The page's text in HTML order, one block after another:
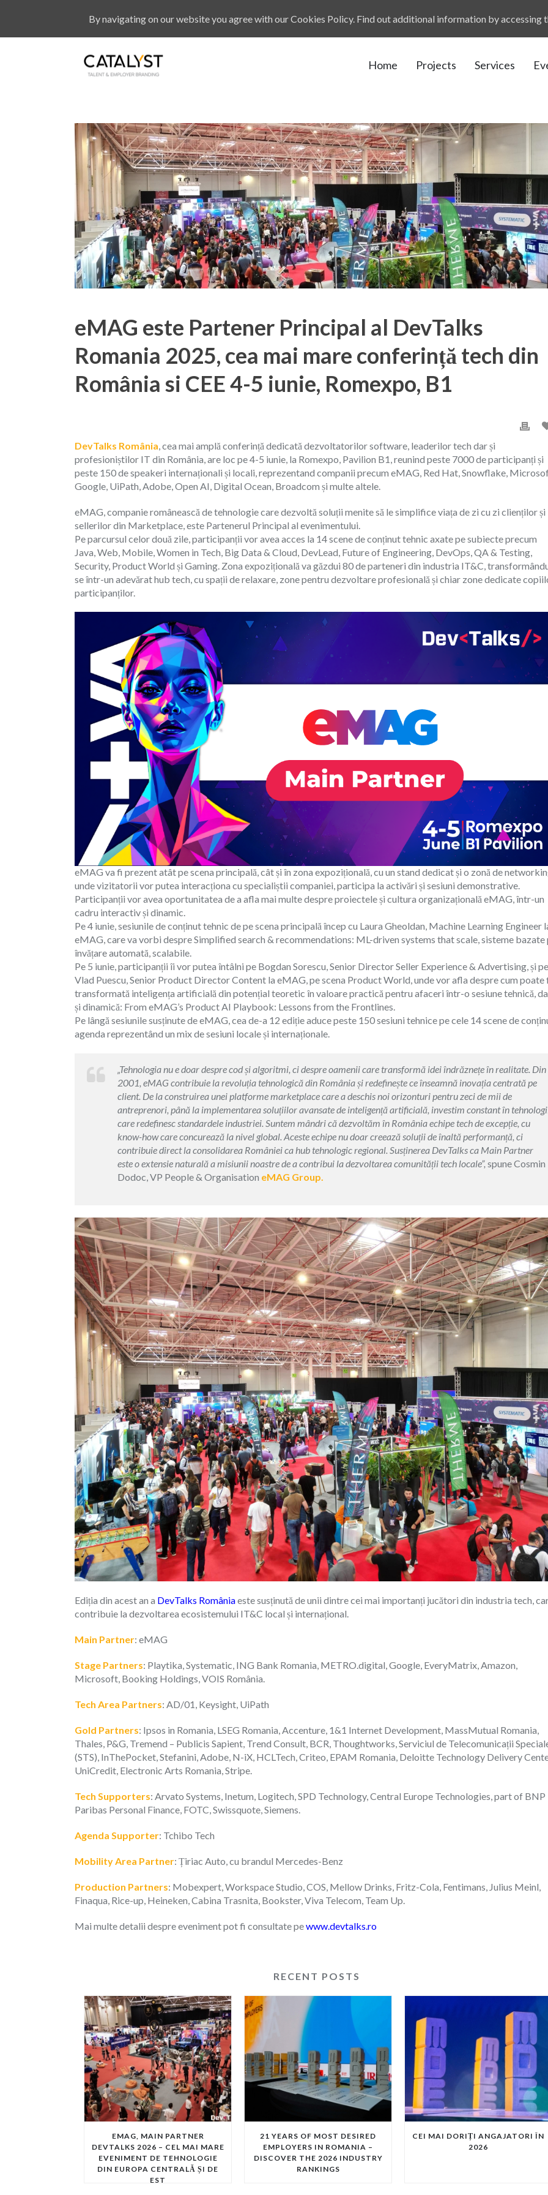
Home Projects Services
eMAG este Partener Principal al DevTalks
Romania 2025, cea mai mare conferință tech din
România si CEE 4-5 iunie, Romexpo, B1
DevTalks România, cea mai amplă conferință dedicată dezvoltatorilor software, leaderilor tech dar și
profesioniștilor IT din România, are loc pe 4-5 iunie, la Romexpo, Pavilion B1, reunind peste 7000 de participanți și
peste 150 de speakeri internaționali și locali, reprezentand companii precum eMAG, Red Hat, Snowflake,
Google, UiPath, Adobe, Open AI, Digital Ocean, Broadcom și multe altele.
eMAG, companie românească de tehnologie care dezvoltă soluții menite să le simplifice viața de zi cu zi clienților și
sellerilor din Marketplace, este Partenerul Principal al evenimentului.
Pe parcursul celor două zile, participanții vor avea acces la 14 scene de conținut tehnic axate pe subiecte precum
Java, Web, Mobile, Women in Tech, Big Data & Cloud, DevLead, Future of Engineering, DevOps, QA & Testing,
Security, Product World și Gaming. Zona expozițională va găzdui 80 de parteneri din industria IT&C,
se într-un adevărat hub tech, cu spații de relaxare, zone pentru dezvoltare profesională și chiar zone dedicate
participanților.
eMAG va fi prezent atât pe scena principală, cât și în zona expozițională, cu un stand dedicat și o zonă de
unde vizitatorii vor putea interacționa cu specialiștii companiei, participa la activări și sesiuni demonstrative.
Participanții vor avea oportunitatea de a afla mai multe despre proiectele și cultura organizațională eMAG, într-un
cadru interactiv și dinamic.
Pe 4 iunie, sesiunile de conținut tehnic de pe scena principală încep cu Laura Gheoldan, Machine Learning Engineer
eMAG, care va vorbi despre Simplified search & recommendations: ML-driven systems that scale, sisteme bazate
învățare automată, scalabile.
Pe 5 iunie, participanții îi vor putea întâlni pe Bogdan Sorescu, Senior Director Seller Experience & Advertising, și pe
Vlad Puescu, Senior Product Director Content la eMAG, pe scena Product World, unde vor afla despre cum poate
transformată inteligența artificială din potențial teoretic în valoare practică pentru afaceri într-o sesiune tehnică,
și dinamică: From eMAG’s Product AI Playbook: Lessons from the Frontlines.
Pe lângă sesiunile susținute de eMAG, cea de-a 12 ediție aduce peste 150 sesiuni tehnice pe cele 14 scene de
agenda reprezentând un mix de sesiuni locale și internaționale.
„Tehnologia nu e doar despre cod și algoritmi, ci despre oamenii care transformă idei îndrăznețe în realitate. Din
2001, eMAG contribuie la revoluția tehnologică din România și redefinește ce înseamnă inovația centrată pe
client. De la construirea unei platforme marketplace care a deschis noi orizonturi pentru zeci de mii de
antreprenori, până la implementarea soluțiilor avansate de inteligență artificială, investim constant în
care redefinesc standardele industriei. Suntem mândri că dezvoltăm în România echipe tech de excepție, cu
know-how care concurează la nivel global. Aceste echipe nu doar creează soluții de înaltă performanță, ci
contribuie direct la consolidarea României ca hub tehnologic regional. Susținerea DevTalks ca Main Partner
este o extensie naturală a misiunii noastre de a contribui la dezvoltarea comunității tech locale”, spune Cosmin
Dodoc, VP People & Organisation eMAG Group.
Ediția din acest an a DevTalks Româniaeste susținută de unii dintre cei mai importanți jucători din industria tech,
contribuie la dezvoltarea ecosistemului IT&C local și internațional.
Main Partner: eMAG
Stage Partners: Playtika, Systematic, ING Bank Romania, METRO.digital, Google, EveryMatrix, Amazon,
Microsoft, Booking Holdings, VOIS România.
Tech Area Partners: AD/01, Keysight, UiPath
Gold Partners: Ipsos in Romania, LSEG Romania, Accenture, 1&1 Internet Development, MassMutual Romania,
Thales, P&G, Tremend – Publicis Sapient, Trend Consult, BCR, Thoughtworks, Serviciul de Telecomunicații
(STS), InThePocket, Stefanini, Adobe, N-iX, HCLTech, Criteo, EPAM Romania, Deloitte Technology Delivery
UniCredit, Electronic Arts Romania, Stripe.
Tech Supporters: Arvato Systems, Inetum, Logitech, SPD Technology, Central Europe Technologies, part of BNP
Paribas Personal Finance, FOTC, Swissquote, Siemens.
Agenda Supporter: Tchibo Tech
Mobility Area Partner: Țiriac Auto, cu brandul Mercedes-Benz
Production Partners: Mobexpert, Workspace Studio, COS, Mellow Drinks, Fritz-Cola, Fentimans, Julius Meinl,
Finaqua, Rice-up, Heineken, Cabina Trasnita, Bookster, Viva Telecom, Team Up.
Mai multe detalii despre eveniment pot fi consultate pewww.devtalks.ro
RECENT POSTS
EMAG, MAIN PARTNER
DEVTALKS 2026 – CEL MAI MARE
EVENIMENT DE TEHNOLOGIE
DIN EUROPA CENTRALĂ ȘI DE
EST
21 YEARS OF MOST DESIRED
EMPLOYERS IN ROMANIA –
DISCOVER THE 2026 INDUSTRY
RANKINGS
CEI MAI DORIȚI ANGAJATORI ÎN
2026
By navigating on our website you agree with our Cookies Policy. Find out additional information by accessing